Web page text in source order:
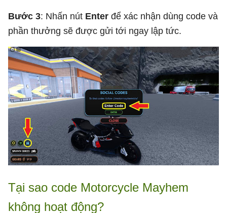
Bước 3: Nhấn nút Enter để xác nhận dùng code và
phần thưởng sẽ được gửi tới ngay lập tức.
Tại sao code Motorcycle Mayhem
không hoạt động?